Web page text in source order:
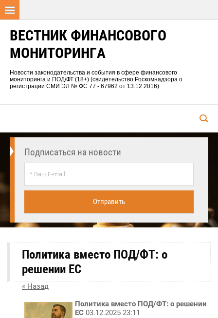
ВЕСТНИК ФИНАНСОВОГО
МОНИТОРИНГА
Новости законодательства и события в сфере финансового
мониторинга и ПОД/ФТ (18+) (свидетельство Роскомнадзора о
регистрации СМИ ЭЛ № ФС 77 - 67962 от 13.12.2016)
Подписаться на новости
Отправить
Политика вместо ПОД/ФТ: о
решении ЕС
« Назад
Политика вместо ПОД/ФТ: о решении
ЕС 03.12.2025 23:11